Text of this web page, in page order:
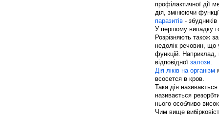
профілактичної дії
дія, змінюючи
паразитів -
У першому випадку
Розрізняють також
недолік речовин, що
функцій. Наприклад,
відповідної залози.
Дія ліків на організм
всосется в кров.
Така дія
називається
нього особливо
Чим вище